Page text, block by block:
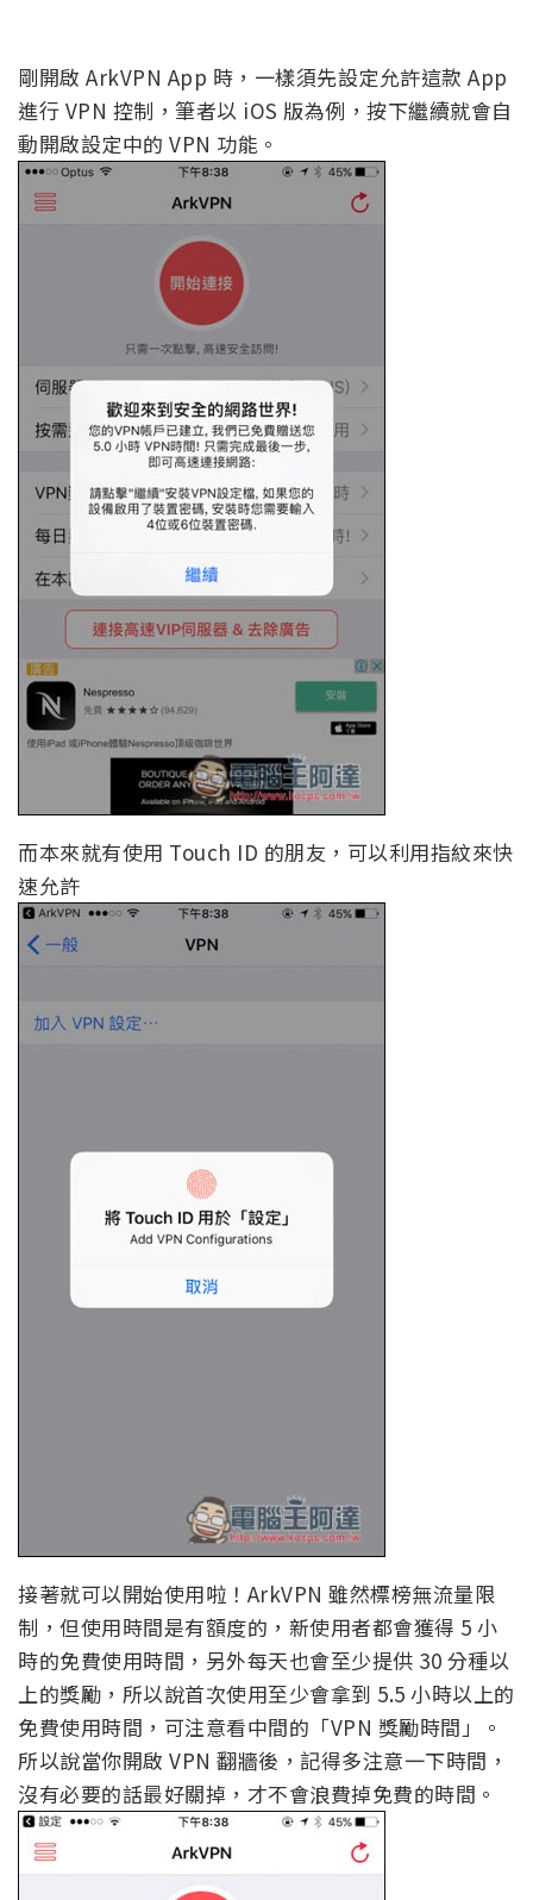
剛開啟 ArkVPN App 時，一樣須先設定允許這款 App
進行 VPN 控制，筆者以 iOS 版為例，按下繼續就會自
動開啟設定中的 VPN 功能。
而本來就有使用 Touch ID 的朋友，可以利用指紋來快
速允許
接著就可以開始使用啦！ArkVPN 雖然標榜無流量限
制，但使用時間是有額度的，新使用者都會獲得 5 小
時的免費使用時間，另外每天也會至少提供 30 分種以
上的獎勵，所以說首次使用至少會拿到 5.5 小時以上的
免費使用時間，可注意看中間的「VPN 獎勵時間」。
所以說當你開啟 VPN 翻牆後，記得多注意一下時間，
沒有必要的話最好關掉，才不會浪費掉免費的時間。